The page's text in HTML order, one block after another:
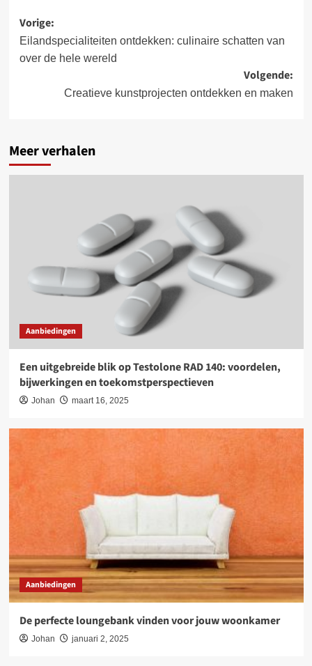
Bericht
navigatie
Vorige:
Eilandspecialiteiten ontdekken: culinaire schatten van
over de hele wereld
Volgende:
Creatieve kunstprojecten ontdekken en maken
Meer verhalen
Aanbiedingen
Een uitgebreide blik op Testolone RAD 140: voordelen,
bijwerkingen en toekomstperspectieven
Johan maart 16, 2025
Aanbiedingen
De perfecte loungebank vinden voor jouw woonkamer
Johan januari 2, 2025